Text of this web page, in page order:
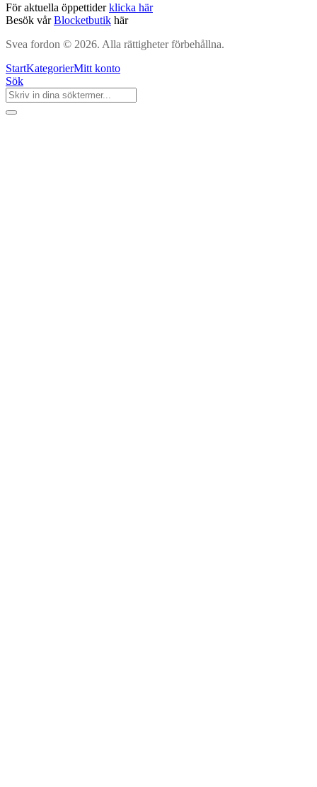
För aktuella öppettiderklicka här
Besök vårBlocketbutik här
Svea fordon © 2026. Alla rättigheter förbehållna.
StartKategorierMitt konto
Sök